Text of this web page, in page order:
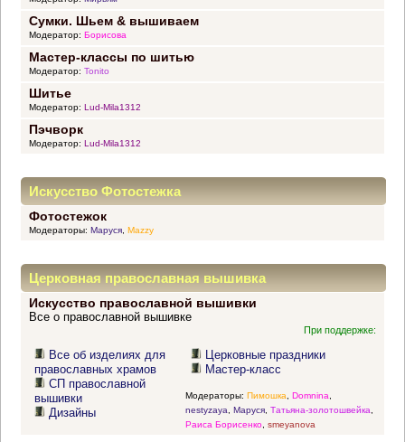
Сумки. Шьем & вышиваем
Модератор: Борисова
Мастер-классы по шитью
Модератор: Tonito
Шитье
Модератор: Lud-Mila1312
Пэчворк
Модератор: Lud-Mila1312
Искусство Фотостежка
Фотостежок
Модераторы: Маруся, Mazzy
Церковная православная вышивка
Искусство православной вышивки
Все о православной вышивке
При поддержке:
Все об изделиях для
православных храмов
СП православной
вышивки
Дизайны
Церковные праздники
Мастер-класс
Модераторы: Пимошка Domnina
nestyzaya
Маруся, Татьяна-золотошвейка
Раиса Борисенко, smeyanova